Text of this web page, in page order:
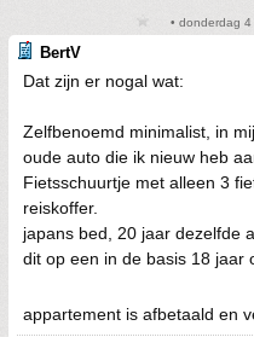
• donderdag
BertV
Dat zijn er nogal wat:
Zelfbenoemd minimalist, in
oude auto die ik nieuw heb
Fietsschuurtje met alleen 3
reiskoffer.
japans bed, 20 jaar dezelfde
dit op een in de basis 18 jaar
appartement is afbetaald en